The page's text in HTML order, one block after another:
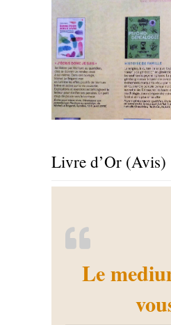
Livre d’Or (Avis)
Le